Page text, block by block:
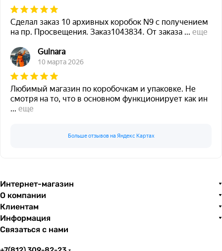
Сделал заказ 10 архивных коробок N9 с получением
на пр. Просвещения. Заказ1043834. От заказа ... еще
Gulnara
10 марта 2026
Любимый магазин по коробочкам и упаковке. Не
смотря на то, что в основном функционирует как ин
... еще
Больше отзывов на Яндекс Картах
Интернет-магазин
О компании
Клиентам
Информация
Связаться с нами